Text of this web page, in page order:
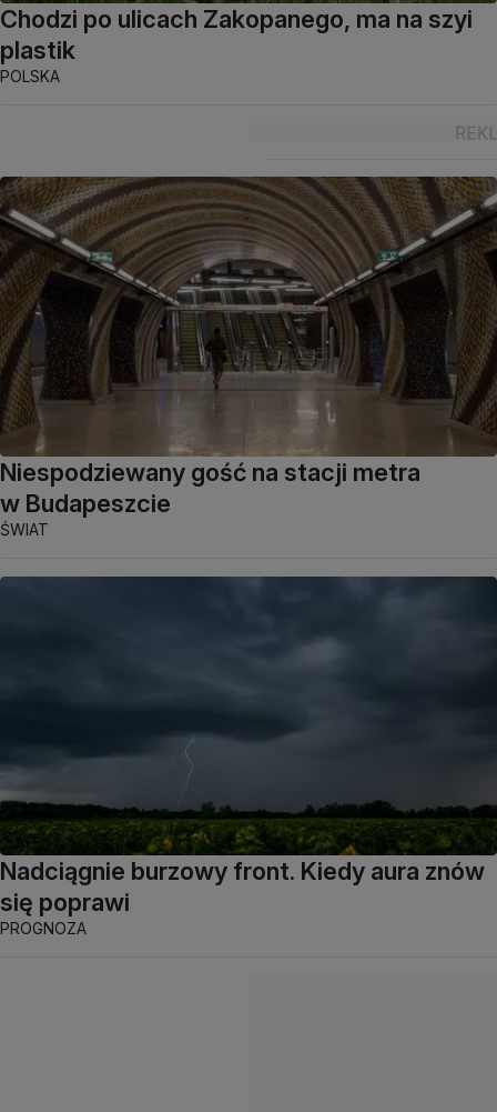
Chodzi po ulicach Zakopanego, ma na szyi
plastik
POLSKA
Niespodziewany gość na stacji metra
w Budapeszcie
ŚWIAT
Nadciągnie burzowy front. Kiedy aura znów
się poprawi
PROGNOZA